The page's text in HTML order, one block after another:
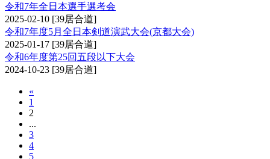
令和7年全日本選手選考会
2025-02-10 [39居合道]
令和7年度5月全日本剣道演武大会(京都大会)
2025-01-17 [39居合道]
令和6年度第25回五段以下大会
2024-10-23 [39居合道]
«
1
2
...
3
4
5